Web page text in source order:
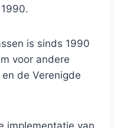
is sinds 1990
voor andere
de Verenigde